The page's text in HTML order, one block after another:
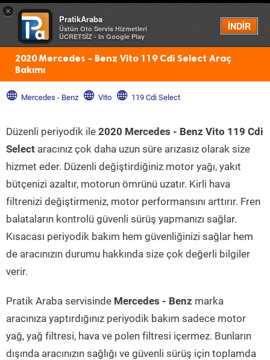
×
PratikAraba
Üstün Oto Servis Hizmetleri
ÜCRETSİZ - In Google Play
İNDİR
Menü
2020 Mercedes - Benz Vito 119 Cdi Select Araç
Bakımı
Mercedes - Benz Vito 119 Cdi Select
Düzenli periyodik ile 2020 Mercedes - Benz Vito 119 Cdi
Select aracınız çok daha uzun süre arızasız olarak size
hizmet eder. Düzenli değiştirdiğiniz motor yağı, yakıt
bütçenizi azaltır, motorun ömrünü uzatır. Kirli hava
filtrenizi değiştirmeniz, motor performansını arttırır. Fren
balataların kontrolü güvenli sürüş yapmanızı sağlar.
Kısacası periyodik bakım hem güvenliğinizi sağlar hem
de aracınızın durumu hakkında size çok değerli bilgiler
verir.
Pratik Araba servisinde Mercedes - Benz marka
aracınıza yaptırdığınız periyodik bakım sadece motor
yağ, yağ filtresi, hava ve polen filtresi içermez. Bunların
dışında aracınızın sağlığı ve güvenli sürüş için toplamda